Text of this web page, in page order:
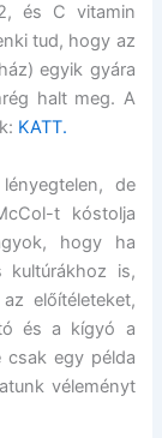
és C vitamin
tud, hogy az
egyik gyára
halt meg. A
KATT.
de
t kóstolja
hogy ha
is,
előítéleteket,
és a kígyó a
csak egy példa
véleményt